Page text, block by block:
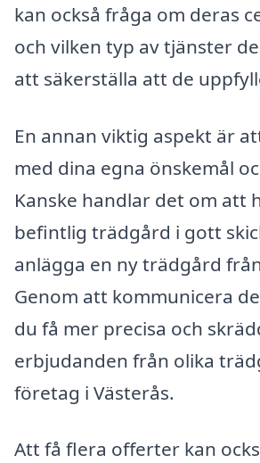
kan också fråga om deras
och vilken typ av tjänster
att säkerställa att de
En annan viktig aspekt är
med dina egna önskemål
Kanske handlar det om att
befintlig trädgård i gott
anlägga en ny trädgård
Genom att kommunicera
du få mer precisa och
erbjudanden från olika
företag i Västerås.
Att få flera offerter kan